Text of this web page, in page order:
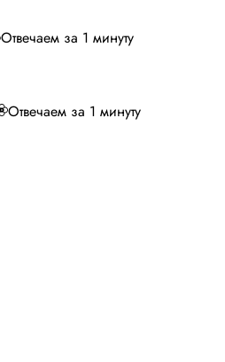
Отвечаем за 1 минуту
Отвечаем за 1 минуту